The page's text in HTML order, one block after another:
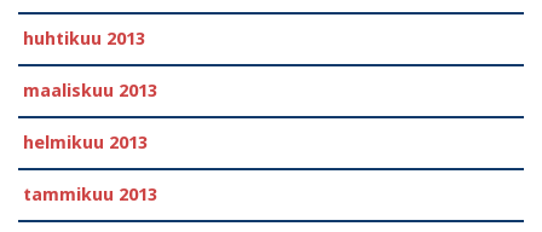
huhtikuu 2013
maaliskuu 2013
helmikuu 2013
tammikuu 2013